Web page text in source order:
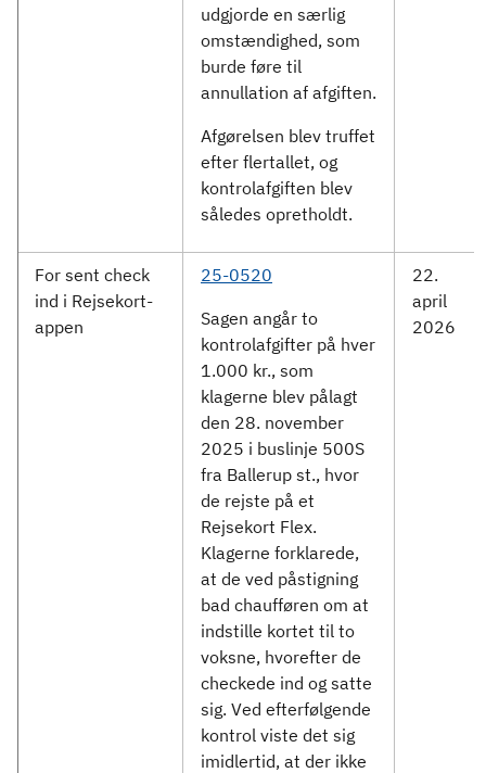
udgjorde en særlig
omstændighed, som
burde føre til
annullation af afgiften.
Afgørelsen blev truffet
efter flertallet, og
kontrolafgiften blev
således opretholdt.
For sent check
ind i Rejsekort-
appen
25-0520
Sagen angår to
kontrolafgifter på hver
1.000 kr., som
klagerne blev pålagt
den 28. november
2025 i buslinje 500S
fra Ballerup st., hvor
de rejste på et
Rejsekort Flex.
Klagerne forklarede,
at de ved påstigning
bad chaufføren om at
indstille kortet til to
voksne, hvorefter de
checkede ind og satte
sig. Ved efterfølgende
kontrol viste det sig
imidlertid, at der ikke
22.
april
2026